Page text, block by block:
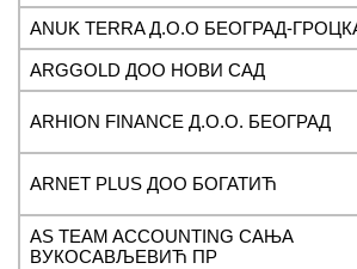
ANUK TERRA Д.О.О БЕОГРАД-
ARGGOLD ДОО НОВИ САД
ARHION FINANCE Д.О.О. БЕОГРАД
ARNET PLUS ДОО БОГАТИЋ
AS TEAM ACCOUNTING САЊА
ВУКОСАВЉЕВИЋ ПР